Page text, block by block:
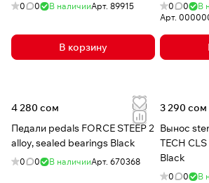
0 0 В наличииАрт. 89915
В корзину
0 0
В
Арт.
4 280 сом
Педали pedals FORCE STEEP 2
alloy, sealed bearings Black
0 0 В наличииАрт. 670368
3 290 сом
Вынос
TECH
Black
0 0 В